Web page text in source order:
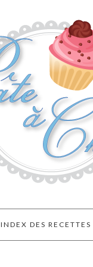
INDEX DES RECETTES